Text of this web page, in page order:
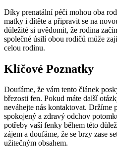
Díky prenatální péči mohou oba
matky i dítěte a připravit se na
důležité si uvědomit, že rodina
společné úsilí obou rodičů může
celou rodinu.
Klíčové Poznatky
Doufáme, že vám tento článek
březosti fen. Pokud máte další
neváhejte nás kontaktovat. Držíme
spokojený a zdravý odchov
potřeby vaší fenky během této
zájem a doufáme, že se brzy zase
užitečným obsahem.